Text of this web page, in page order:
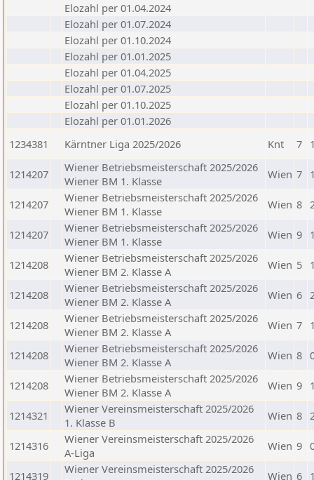
Elozahl per 01.04.2024
Elozahl per 01.07.2024
Elozahl per 01.10.2024
Elozahl per 01.01.2025
Elozahl per 01.04.2025
Elozahl per 01.07.2025
Elozahl per 01.10.2025
Elozahl per 01.01.2026
1234381
Kärntner Liga 2025/2026 Knt 7
1214207
Wiener Betriebsmeisterschaft 2025/2026
Wiener BM 1. Klasse
Wien 7
1214207
Wiener Betriebsmeisterschaft 2025/2026
Wiener BM 1. Klasse
Wien 8
1214207
Wiener Betriebsmeisterschaft 2025/2026
Wiener BM 1. Klasse
Wien 9
1214208
Wiener Betriebsmeisterschaft 2025/2026
Wiener BM 2. Klasse A
Wien 5
1214208
Wiener Betriebsmeisterschaft 2025/2026
Wiener BM 2. Klasse A
Wien 6
1214208
Wiener Betriebsmeisterschaft 2025/2026
Wiener BM 2. Klasse A
Wien 7
1214208
Wiener Betriebsmeisterschaft 2025/2026
Wiener BM 2. Klasse A
Wien 8
1214208
Wiener Betriebsmeisterschaft 2025/2026
Wiener BM 2. Klasse A
Wien 9
1214321
Wiener Vereinsmeisterschaft 2025/2026
1. Klasse B
Wien 8
1214316
Wiener Vereinsmeisterschaft 2025/2026
A-Liga
Wien 9
1214319
Wiener Vereinsmeisterschaft 2025/2026
Wien 6